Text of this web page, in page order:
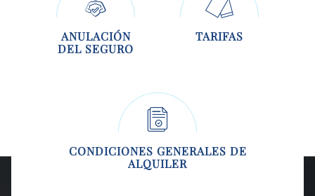
ANULACIÓN
DEL SEGURO
TARIFAS
CONDICIONES GENERALES DE
ALQUILER